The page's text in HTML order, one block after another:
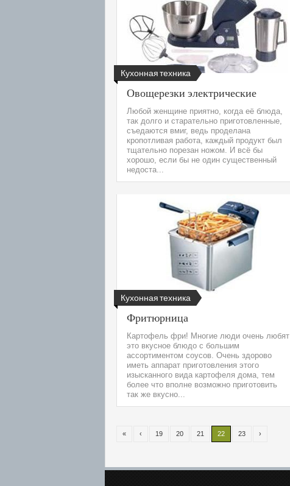
Кухонная техника
Овощерезки электрические
Любой женщине приятно, когда её блюда,
так долго и старательно приготовленные,
съедаются вмиг, ведь проделана
кропотливая работа, каждый продукт был
тщательно порезан ножом. И всё бы
хорошо, если бы не один существенный
недоста...
Кухонная техника
Фритюрница
Картофель фри! Многие люди очень любят
это вкусное блюдо с большим
ассортиментом соусов. Очень здорово
иметь аппарат приготовления этого
изысканного вида картофеля дома, тем
более что вполне возможно приготовить
так же вкусно...
« ‹ 19 20 21 22 23 ›